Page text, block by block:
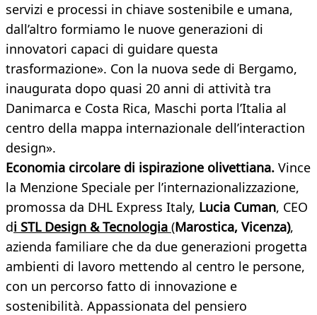
servizi e processi in chiave sostenibile e umana,
dall’altro formiamo le nuove generazioni di
innovatori capaci di guidare questa
trasformazione». Con la nuova sede di Bergamo,
inaugurata dopo quasi 20 anni di attività tra
Danimarca e Costa Rica, Maschi porta l’Italia al
centro della mappa internazionale dell’interaction
design».
Economia circolare di ispirazione olivettiana. Vince
la Menzione Speciale per l’internazionalizzazione,
promossa da DHL Express Italy, Lucia Cuman, CEO
di STL Design & Tecnologia (Marostica, Vicenza),
azienda familiare che da due generazioni progetta
ambienti di lavoro mettendo al centro le persone,
con un percorso fatto di innovazione e
sostenibilità. Appassionata del pensiero